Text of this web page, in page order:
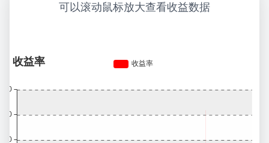
可以滚动鼠标放大查看收益数据